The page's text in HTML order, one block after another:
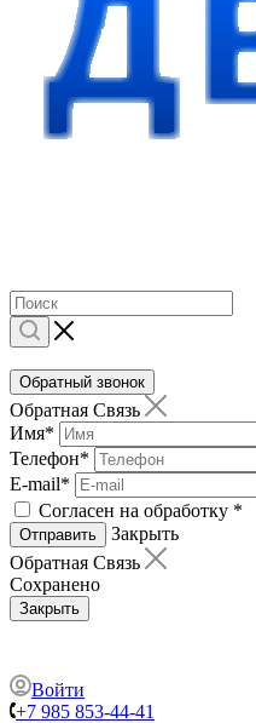
Обратный звонок
Обратная Связь
Имя*
Телефон*
E-mail*
Согласен на обработку *
Отправить
Закрыть
Обратная Связь
Сохранено
Закрыть
Войти
+7 985 853-44-41